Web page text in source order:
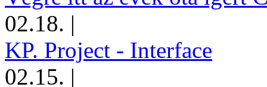
02.18. |
KP. Project - Interface
02.15. |